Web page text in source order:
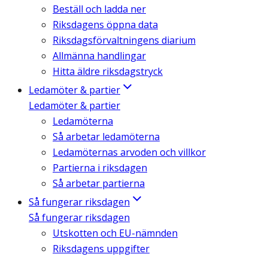
Beställ och ladda ner
Riksdagens öppna data
Riksdagsförvaltningens diarium
Allmänna handlingar
Hitta äldre riksdagstryck
Ledamöter & partier
Ledamöter & partier
Ledamöterna
Så arbetar ledamöterna
Ledamöternas arvoden och villkor
Partierna i riksdagen
Så arbetar partierna
Så fungerar riksdagen
Så fungerar riksdagen
Utskotten och EU-nämnden
Riksdagens uppgifter